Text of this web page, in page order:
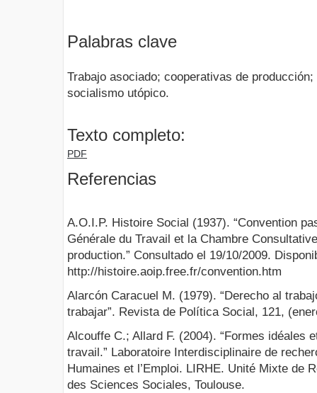
Palabras clave
Trabajo asociado; cooperativas de
socialismo utópico.
Texto completo:
PDF
Referencias
A.O.I.P. Histoire Social (1937). “Convention
Générale du Travail et la Chambre
production.” Consultado el 19/10/2009.
http://histoire.aoip.free.fr/convention.htm
Alarcón Caracuel M. (1979). “Derecho al
trabajar”. Revista de Política Social, 121,
Alcouffe C.; Allard F. (2004). “Formes idéales
travail.” Laboratoire Interdisciplinaire de
Humaines et l’Emploi. LIRHE. Unité Mixte de
des Sciences Sociales, Toulouse.